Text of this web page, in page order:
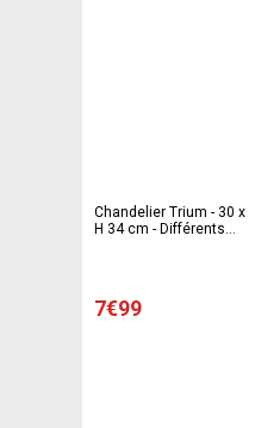
Chandelier Trium - 30 x
H 34 cm - Différents
7€99